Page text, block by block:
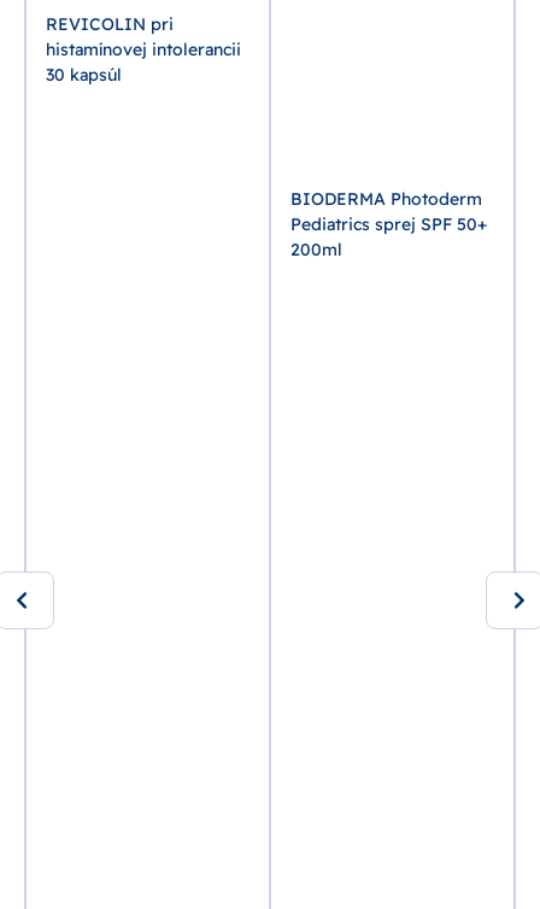
REVICOLIN pri
histamínovej intolerancii
30 kapsúl
BIODERMA Photoderm
Pediatrics sprej SPF 50+
200ml